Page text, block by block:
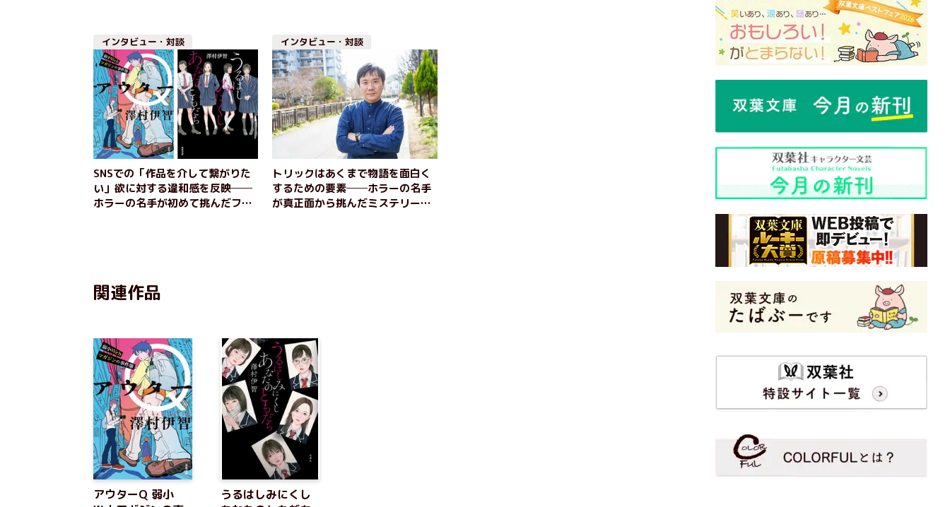
インタビュー・対談
SNSでの「作品を介して繋がりた
い」欲に対する違和感を反映──
ホラーの名手が初めて挑んだフー
インタビュー・対談
トリックはあくまで物語を面白く
するための要素──ホラーの名手
が真正面から挑んだミステリーを
関連作品
アウターQ 弱小
うるはしみにくし